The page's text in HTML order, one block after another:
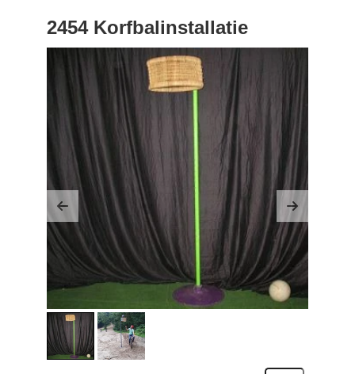
2454 Korfbalinstallatie
Previous Next